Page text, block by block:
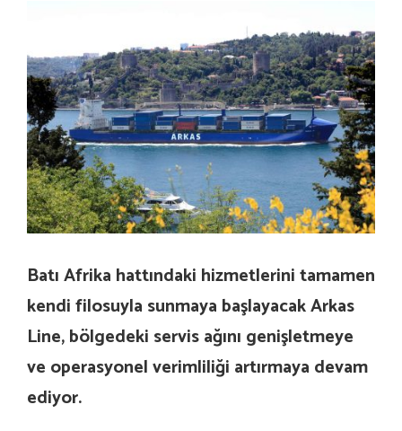
Batı Afrika hattındaki hizmetlerini tamamen
kendi filosuyla sunmaya başlayacak Arkas
Line, bölgedeki servis ağını genişletmeye
ve operasyonel verimliliği artırmaya devam
ediyor.